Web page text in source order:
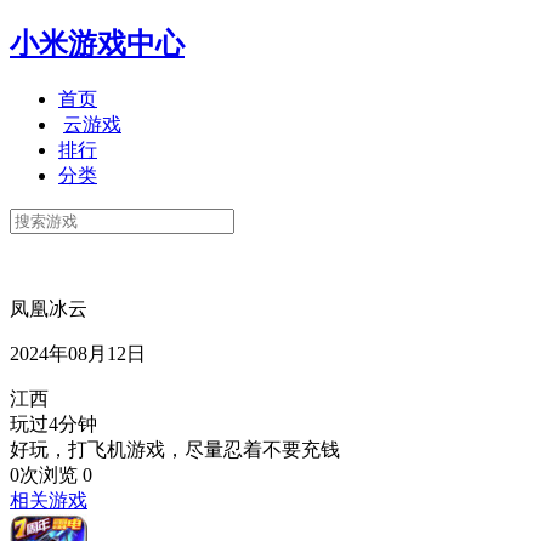
小米游戏中心
首页
云游戏
排行
分类
凤凰冰云
2024年08月12日
江西
玩过4分钟
好玩，打飞机游戏，尽量忍着不要充钱
0次浏览 0
相关游戏